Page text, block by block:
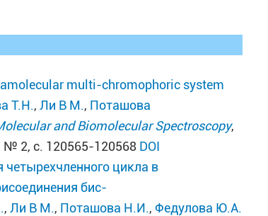
multi-chromophoric system
Т.Н.,Ли В М., Поташова
and Biomolecular Spectroscopy,
№ 2, с. 120565-120568 DOI
цикла в
бис-
,Ли В М., Поташова Н.И.,Федулова Ю.А.